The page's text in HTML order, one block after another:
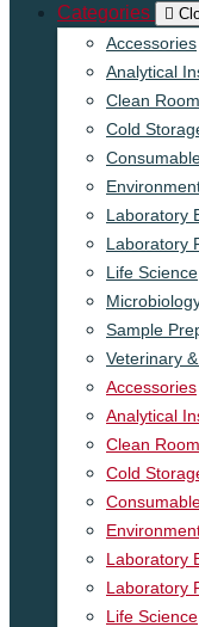
Categories
Accessories
Analytical
Clean
Cold
Laboratory
Laboratory
Life Science
Sample
Veterinary
Accessories
Analytical
Clean
Cold
Laboratory
Laboratory
Life Science